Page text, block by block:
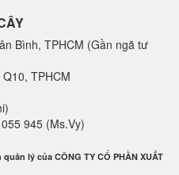
Bình, TPHCM (Gần ngã tư
TPHCM
945 (Ms.Vy)
lý của CÔNG TY CỔ PHẦN XUẤT